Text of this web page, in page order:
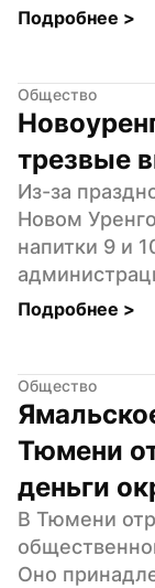
Подробнее >
Общество
трезвые
Из-за
Новом
напитки 9 и
Подробнее >
Общество
Тюмени
деньги
В Тюмени
Оно